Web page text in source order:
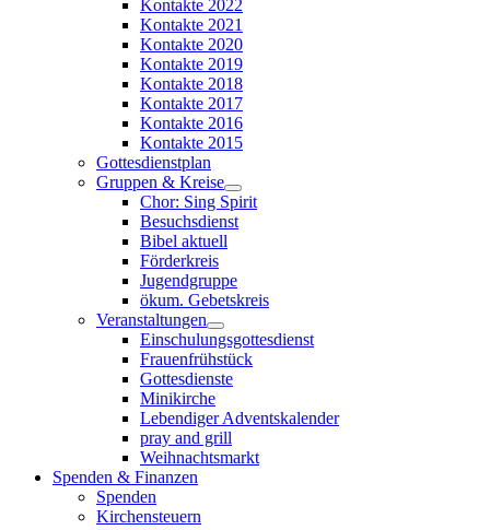
Kontakte 2022
Kontakte 2021
Kontakte 2020
Kontakte 2019
Kontakte 2018
Kontakte 2017
Kontakte 2016
Kontakte 2015
Gottesdienstplan
Gruppen & Kreise
Chor: Sing Spirit
Besuchsdienst
Bibel aktuell
Förderkreis
Jugendgruppe
ökum. Gebetskreis
Veranstaltungen
Einschulungsgottesdienst
Frauenfrühstück
Gottesdienste
Minikirche
Lebendiger Adventskalender
pray and grill
Weihnachtsmarkt
Spenden & Finanzen
Spenden
Kirchensteuern